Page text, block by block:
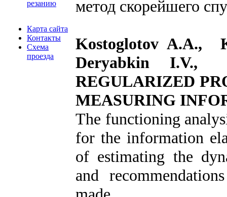
резанию
Карта сайта
Контакты
Схема
проезда
метод скорейшего
Kostoglotov A.A.,
Deryabkin I.V.,
REGULARIZED
MEASURING
The functioning
for the information
of estimating the
and